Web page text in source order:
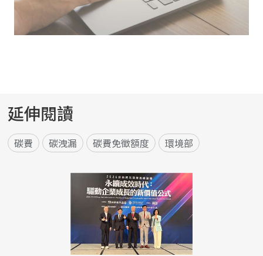
延伸閱讀
碳費 碳洩漏 碳費免徵額度 環境部